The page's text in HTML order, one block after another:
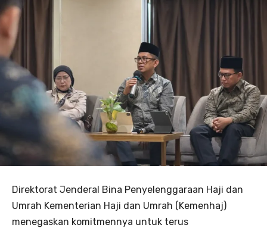
Direktorat Jenderal Bina Penyelenggaraan Haji dan
Umrah Kementerian Haji dan Umrah (Kemenhaj)
menegaskan komitmennya untuk terus